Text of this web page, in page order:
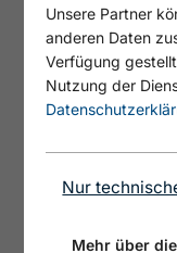
Unsere Partner
anderen Daten
Verfügung
Nutzung der
Nur
Mehr über